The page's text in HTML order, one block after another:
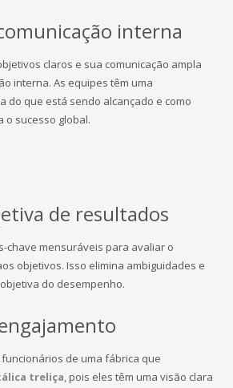
interna
claros e sua comunicação ampla
interna. As equipes têm uma
do que está sendo alcançado e como
o sucesso global.
de resultados
chave mensuráveis para avaliar o
objetivos. Isso elimina ambiguidades e
do desempenho.
funcionários de uma fábrica que
treliça, pois eles têm uma visão clara